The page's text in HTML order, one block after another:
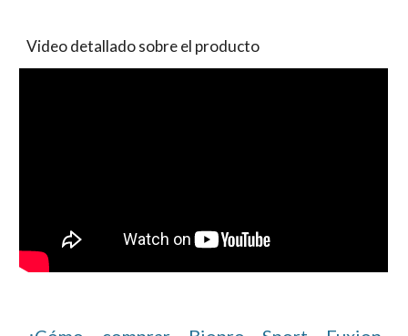
Video detallado sobre el producto